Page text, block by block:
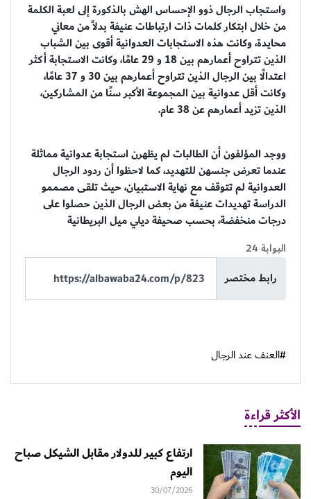
واستجاب الرجال ذوو الإحساس الهش بالذكورة إلى لعبة الكلمة
من خلال ابتكار كلمات ذات ارتباطات عنيفة بدلاً من معاني
محايدة، وكانت هذه الاستجابات العدوانية أقوى بين الشباب
الذين تتراوح أعمارهم بين 18 و 29 عامًا، وكانت الاستجابة أكثر
اعتدالًا بين الرجال الذين تتراوح أعمارهم بين 30 و 37 عامًا،
وكانت أقل عدوانية بين المجموعة الأكبر سنًا من المشاركين،
الذين تزيد أعمارهم عن 38 عام.
ووجد المؤلفون أن الطالبات لم يظهرن استجابة عدوانية مماثلة
عندما تعرض جنسهن للتهديد، كما لاحظوا أن ردود الرجال
العدوانية لم تتوقف مع نهاية الاستبيان، حيث تلقى مصممو
الدراسة تهديدات عنيفة من بعض الرجال الذين حصلوا على
درجات منخفضة، بحسب صحيفة ديلي ميل البريطانية
البوابة 24
رابط مختصر
#العنف عند الرجال
الأكثر قراءة
ارتفاع كبير للدولار مقابل الشيكل صباح
اليوم
30/07/2026